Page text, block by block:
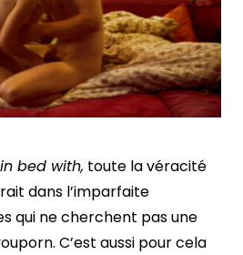
in bed with, toute la véracité
dans l’imparfaite
qui ne cherchent pas une
C’est aussi pour cela